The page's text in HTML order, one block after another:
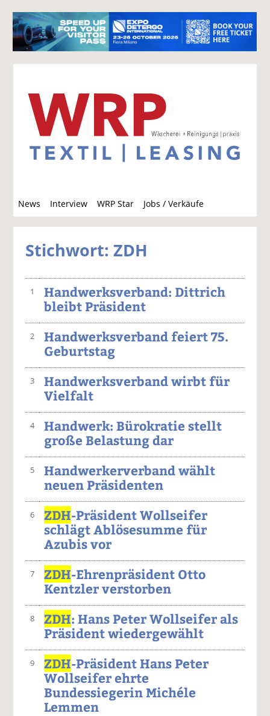
News Interview WRP Star Jobs / Verkäufe
u
c
Stichwort: ZDH
1
Handwerksverband: Dittrich
bleibt Präsident
2
Handwerksverband feiert 75.
Geburtstag
3
Handwerksverband wirbt für
Vielfalt
4
Handwerk: Bürokratie stellt
große Belastung dar
5
Handwerkerverband wählt
neuen Präsidenten
6 ZDH-Präsident Wollseifer
schlägt Ablösesumme für
Azubis vor
7 ZDH-Ehrenpräsident Otto
Kentzler verstorben
8 ZDH: Hans Peter Wollseifer als
Präsident wiedergewählt
9 ZDH-Präsident Hans Peter
Wollseifer ehrte
Bundessiegerin Michéle
Lemmen